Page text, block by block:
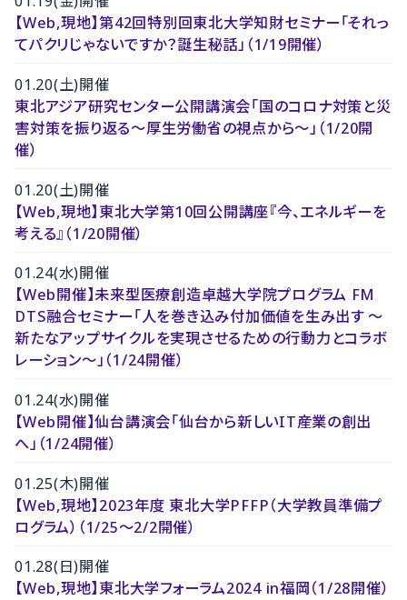
【Web,現地】第42回特別回東北大学知財セミナー「それっ
てパクリじゃないですか？誕生秘話」（1/19開催）
01.20(土)開催
東北アジア研究センター公開講演会「国のコロナ対策と災
害対策を振り返る～厚生労働省の視点から～」（1/20開
催）
01.20(土)開催
【Web,現地】東北大学第10回公開講座『今、エネルギーを
考える』（1/20開催）
01.24(水)開催
【Web開催】未来型医療創造卓越大学院プログラム FM
DTS融合セミナー「人を巻き込み付加価値を生み出す 〜
新たなアップサイクルを実現させるための行動力とコラボ
レーション〜」（1/24開催）
01.24(水)開催
【Web開催】仙台講演会「仙台から新しいIT産業の創出
へ」（1/24開催）
01.25(木)開催
【Web,現地】2023年度 東北大学PFFP（大学教員準備プ
ログラム）（1/25〜2/2開催）
01.28(日)開催
【Web,現地】東北大学フォーラム2024 in福岡（1/28開催）